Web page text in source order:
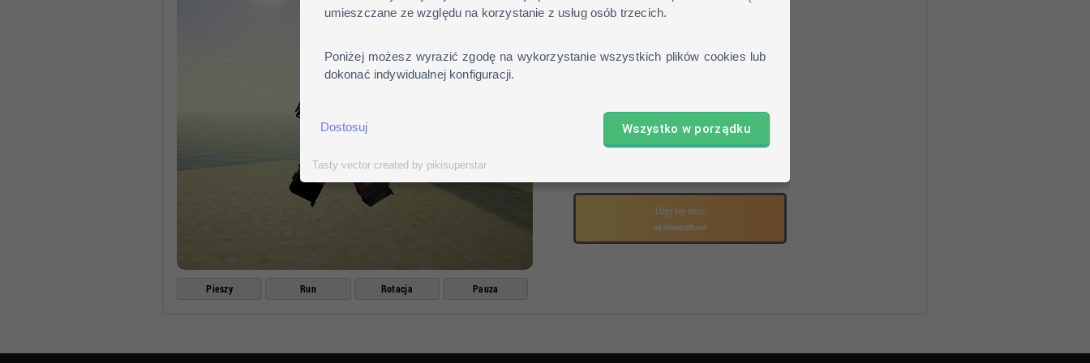
umieszczane ze względu na korzystanie z usług osób trzecich.
Poniżej możesz wyrazić zgodę na wykorzystanie wszystkich plików cookies lub
dokonać indywidualnej konfiguracji.
Dostosuj Wszystko w porządku
Tasty vector created by pikisuperstar
Pieszy Run Rotacja Pauza
Kliknij"review"i wybierz pobraną skin
Pobierz skin
Użyj tej skin
na minecraft.net